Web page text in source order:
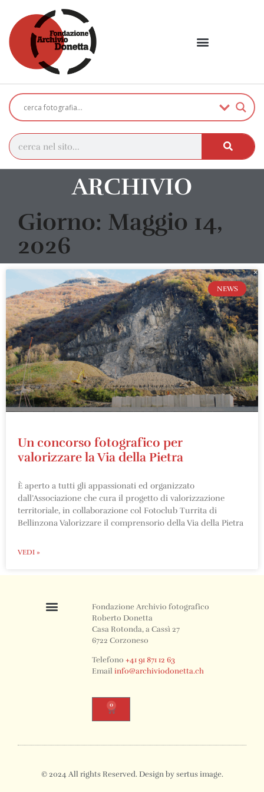
ARCHIVIO
Giorno: Maggio 14,
2026
NEWS
Un concorso fotografico per
valorizzare la Via della Pietra
È aperto a tutti gli appassionati ed organizzato
dall’Associazione che cura il progetto di valorizzazione
territoriale, in collaborazione col Fotoclub Turrita di
Bellinzona Valorizzare il comprensorio della Via della Pietra
VEDI »
Fondazione Archivio fotografico
Roberto Donetta
Casa Rotonda, a Cassì 27
6722 Corzoneso
Telefono+41 91 871 12 63
Emailinfo@archiviodonetta.ch
0
© 2024 All rights Reserved. Design by sertus image.